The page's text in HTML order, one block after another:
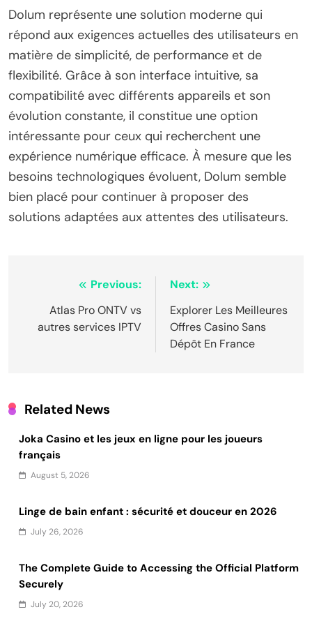
Dolum représente une solution moderne qui
répond aux exigences actuelles des utilisateurs en
matière de simplicité, de performance et de
flexibilité. Grâce à son interface intuitive, sa
compatibilité avec différents appareils et son
évolution constante, il constitue une option
intéressante pour ceux qui recherchent une
expérience numérique efficace. À mesure que les
besoins technologiques évoluent, Dolum semble
bien placé pour continuer à proposer des
solutions adaptées aux attentes des utilisateurs.
navigation
Previous:
Atlas Pro ONTV vs
autres services IPTV
Next:
Explorer Les Meilleures
Offres Casino Sans
Dépôt En France
Related News
Joka Casino et les jeux en ligne pour les joueurs
français
August 5, 2026
Linge de bain enfant : sécurité et douceur en 2026
July 26, 2026
The Complete Guide to Accessing the Official Platform
Securely
July 20, 2026